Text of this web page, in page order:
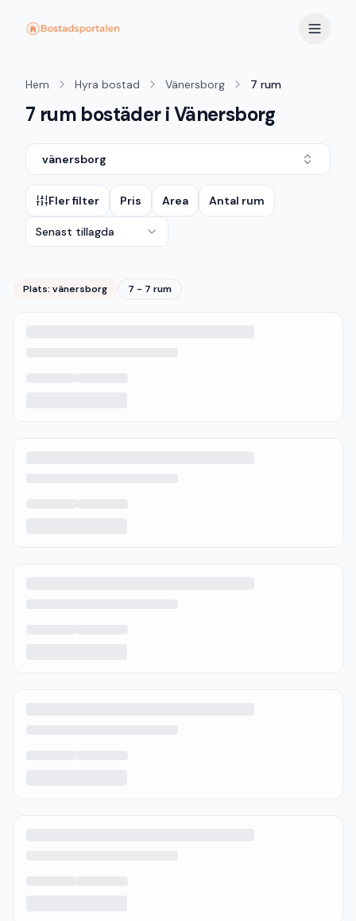
Hem Hyra bostad Vänersborg 7 rum
7 rum bostäder i Vänersborg
vänersborg
Fler filter Pris Area Antal rum
Senast tillagda
Plats: vänersborg 7 - 7 rum